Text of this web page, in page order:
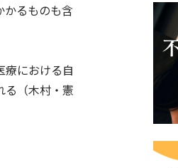
かるものも含
療における自
る（木村・憲